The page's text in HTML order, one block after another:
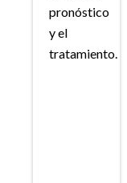
pronóstico
y el
tratamiento.